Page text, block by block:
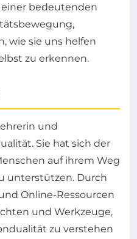
einer bedeutenden
wie sie uns helfen
zu erkennen.
und
Sie hat sich der
auf ihrem Weg
unterstützen. Durch
Online-Ressourcen
und Werkzeuge,
zu verstehen